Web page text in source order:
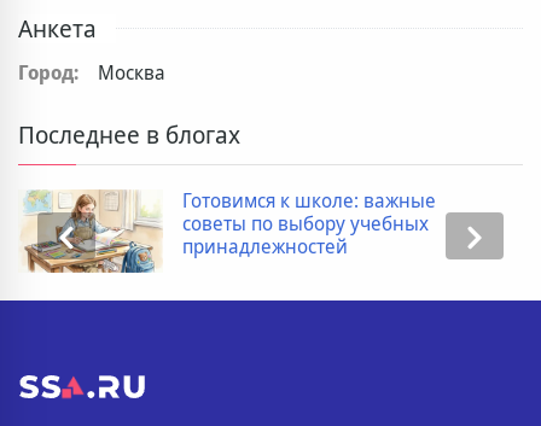
Анкета
Город: Москва
Последнее в блогах
Готовимся к школе: важные
советы по выбору учебных
принадлежностей